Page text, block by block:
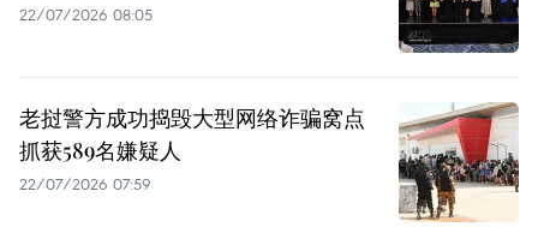
22/07/2026 08:05
老挝警方成功捣毁大型网络诈骗窝点
抓获589名嫌疑人
22/07/2026 07:59